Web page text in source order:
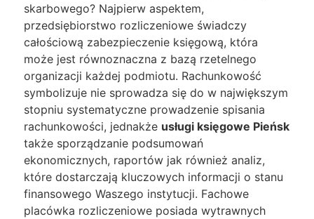
skarbowego? Najpierw aspektem,
przedsiębiorstwo rozliczeniowe świadczy
całościową zabezpieczenie księgową, która
może jest równoznaczna z bazą rzetelnego
organizacji każdej podmiotu. Rachunkowość
symbolizuje nie sprowadza się do w największym
stopniu systematyczne prowadzenie spisania
rachunkowości, jednakże usługi księgowe Pieńsk
także sporządzanie podsumowań
ekonomicznych, raportów jak również analiz,
które dostarczają kluczowych informacji o stanu
finansowego Waszego instytucji. Fachowe
placówka rozliczeniowe posiada wytrawnych